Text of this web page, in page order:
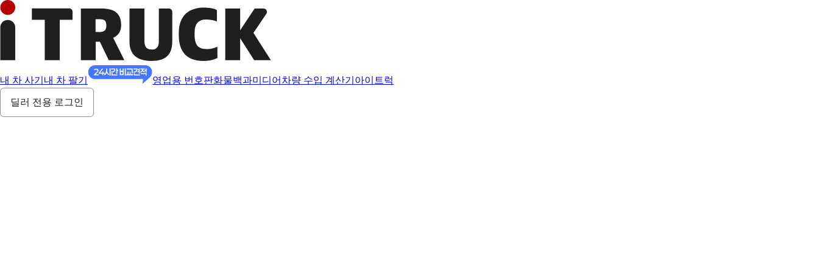
내 차 사기 내 차 팔기 영업용 번호판화물백과미디어 차량 수입 계산기 아이트럭
딜러 전용 로그인